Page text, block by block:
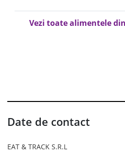
Vezi toate alimentele
Date de contact
EAT & TRACK S.R.L